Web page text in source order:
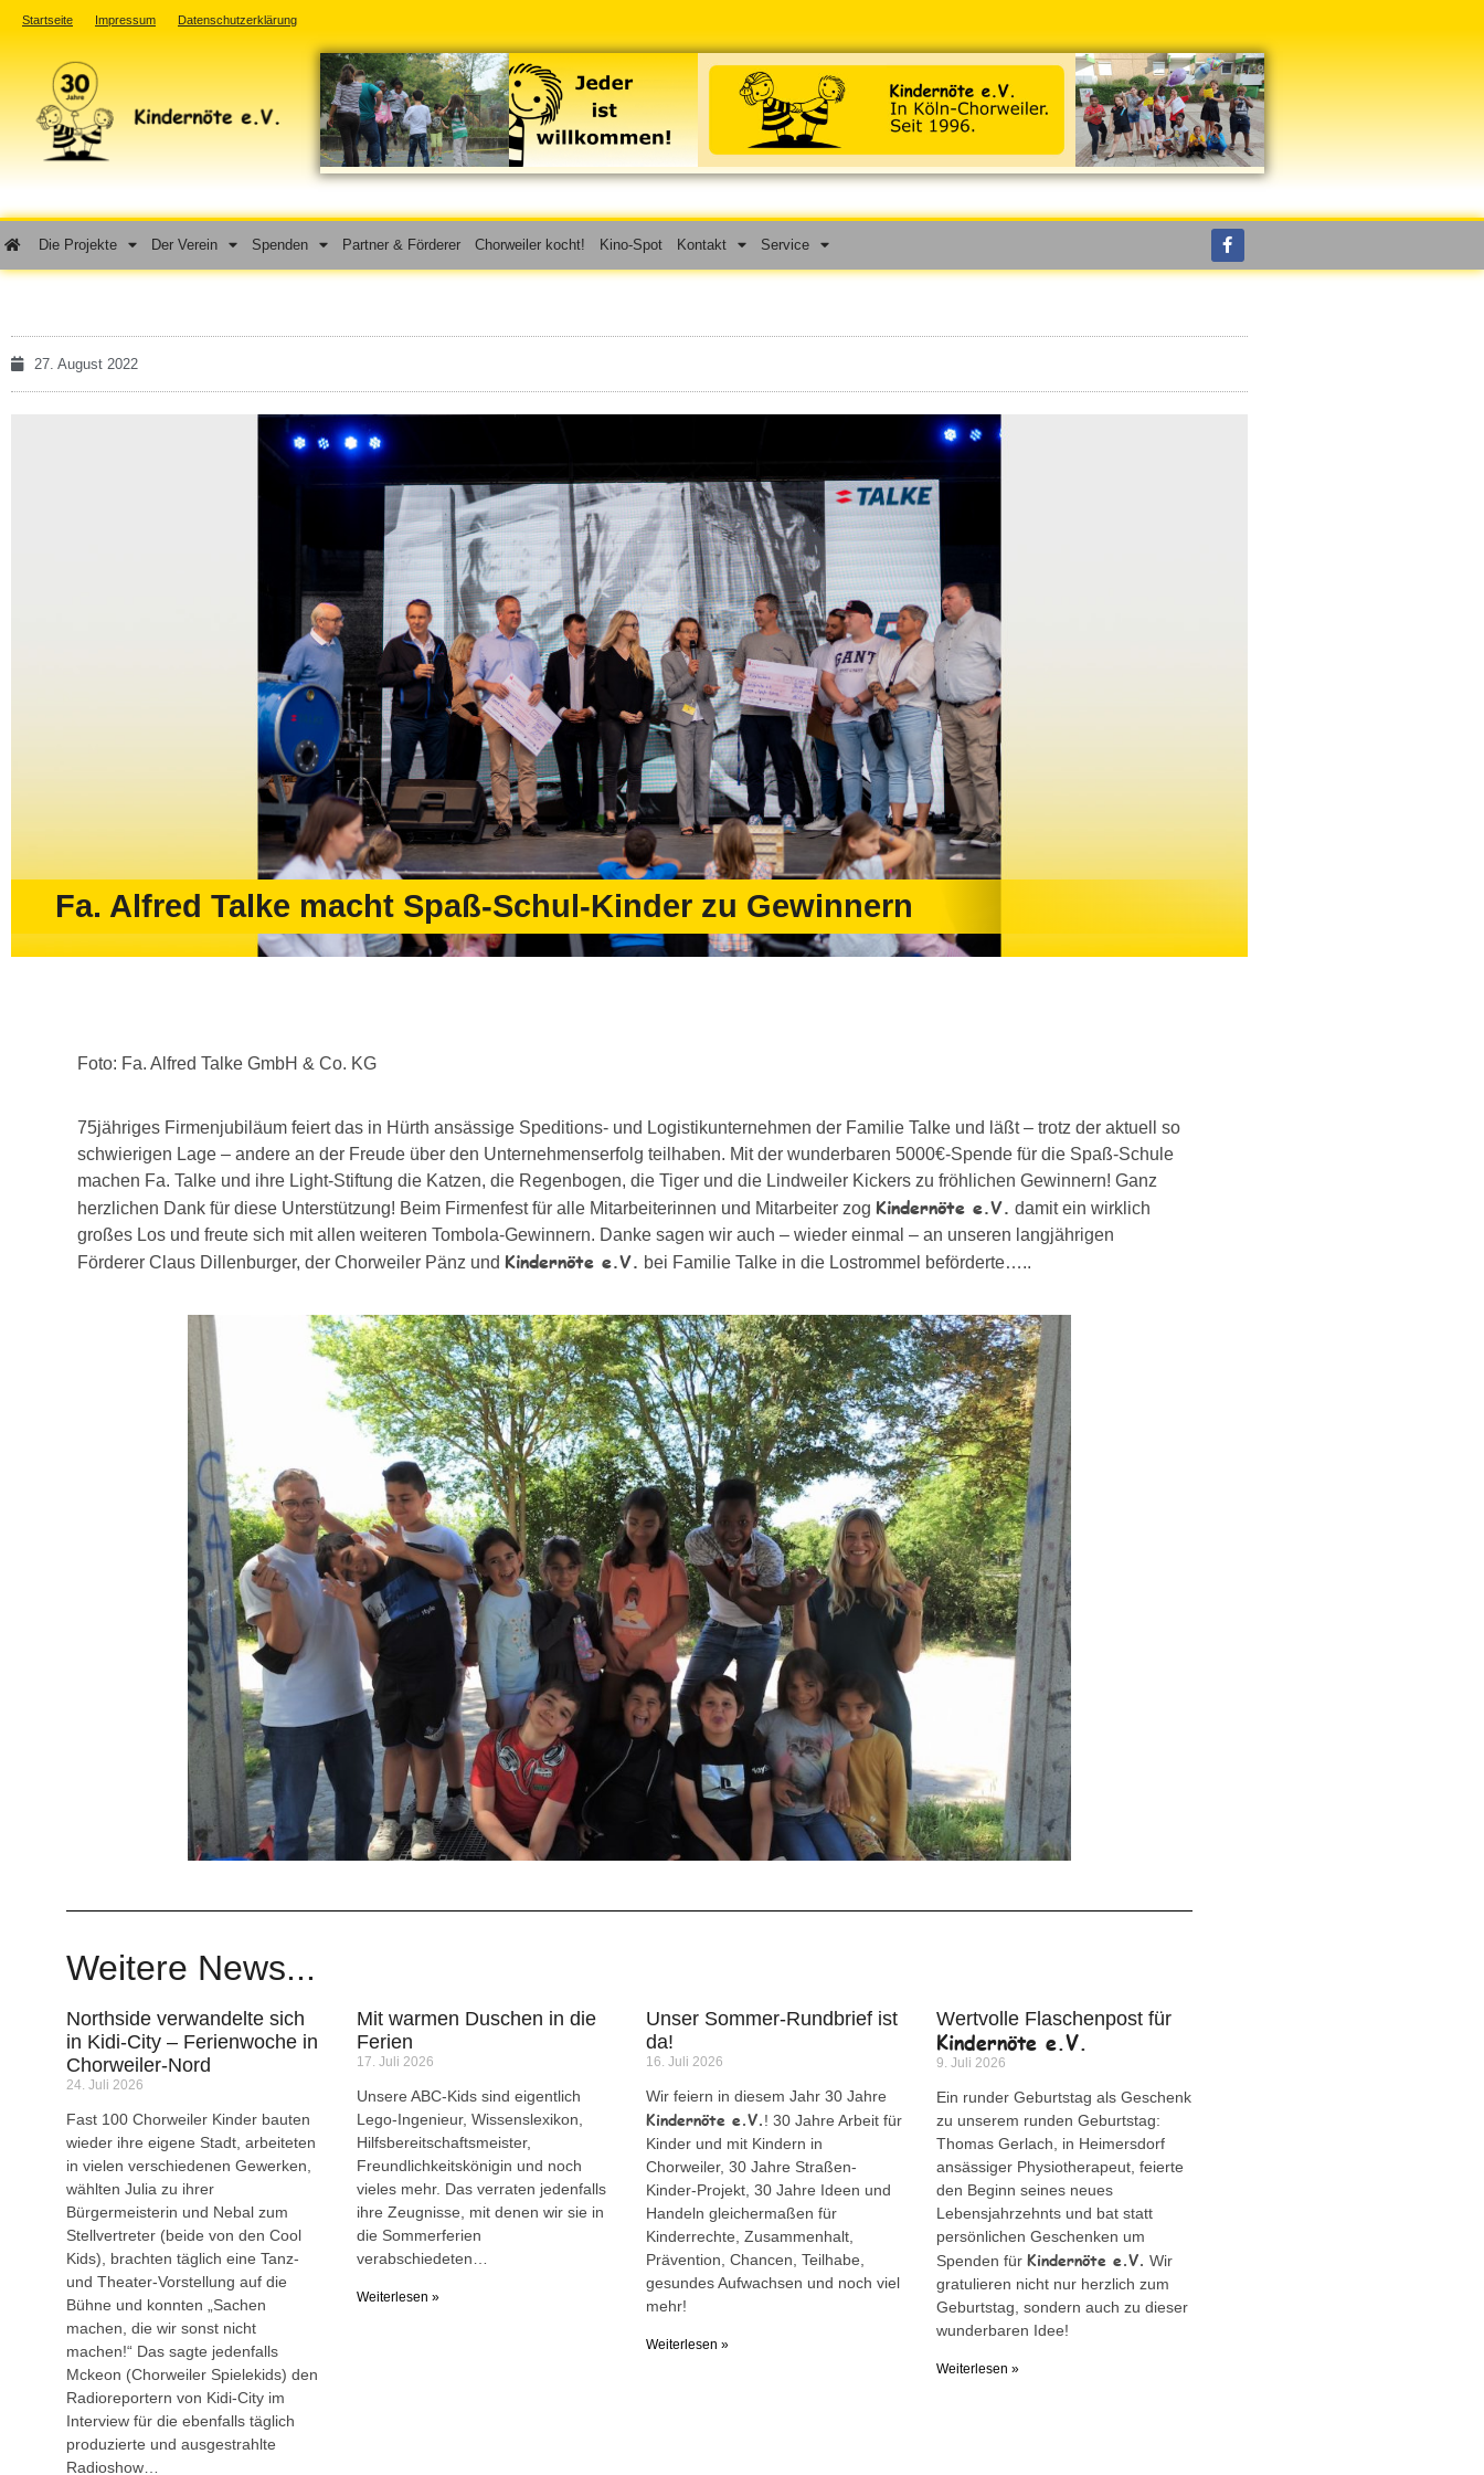
Startseite Impressum Datenschutzerklärung
Die Projekte Der Verein Spenden Partner & Förderer Chorweiler kocht! Kino-Spot Kontakt Service
27. August 2022
Fa. Alfred Talke macht Spaß-Schul-Kinder zu Gewinnern
Foto: Fa. Alfred Talke GmbH & Co. KG
75jähriges Firmenjubiläum feiert das in Hürth ansässige Speditions- und Logistikunternehmen der Familie Talke und läßt – trotz der aktuell so
schwierigen Lage – andere an der Freude über den Unternehmenserfolg teilhaben. Mit der wunderbaren 5000€-Spende für die Spaß-Schule
machen Fa. Talke und ihre Light-Stiftung die Katzen, die Regenbogen, die Tiger und die Lindweiler Kickers zu fröhlichen Gewinnern! Ganz
herzlichen Dank für diese Unterstützung! Beim Firmenfest für alle Mitarbeiterinnen und Mitarbeiter zog Kindernöte e.V. damit ein wirklich
großes Los und freute sich mit allen weiteren Tombola-Gewinnern. Danke sagen wir auch – wieder einmal – an unseren langjährigen
Förderer Claus Dillenburger, der Chorweiler Pänz und Kindernöte e.V. bei Familie Talke in die Lostrommel beförderte…..
Weitere News...
Northside verwandelte sich
in Kidi-City – Ferienwoche in
Chorweiler-Nord
24. Juli 2026
Fast 100 Chorweiler Kinder bauten
wieder ihre eigene Stadt, arbeiteten
in vielen verschiedenen Gewerken,
wählten Julia zu ihrer
Bürgermeisterin und Nebal zum
Stellvertreter (beide von den Cool
Kids), brachten täglich eine Tanz-
und Theater-Vorstellung auf die
Bühne und konnten „Sachen
machen, die wir sonst nicht
machen!“ Das sagte jedenfalls
Mckeon (Chorweiler Spielekids) den
Radioreportern von Kidi-City im
Interview für die ebenfalls täglich
produzierte und ausgestrahlte
Radioshow…
Mit warmen Duschen in die
Ferien
17. Juli 2026
Unsere ABC-Kids sind eigentlich
Lego-Ingenieur, Wissenslexikon,
Hilfsbereitschaftsmeister,
Freundlichkeitskönigin und noch
vieles mehr. Das verraten jedenfalls
ihre Zeugnisse, mit denen wir sie in
die Sommerferien
verabschiedeten…
Weiterlesen »
Unser Sommer-Rundbrief ist
da!
16. Juli 2026
Wir feiern in diesem Jahr 30 Jahre
Kindernöte e.V.! 30 Jahre Arbeit für
Kinder und mit Kindern in
Chorweiler, 30 Jahre Straßen-
Kinder-Projekt, 30 Jahre Ideen und
Handeln gleichermaßen für
Kinderrechte, Zusammenhalt,
Prävention, Chancen, Teilhabe,
gesundes Aufwachsen und noch viel
mehr!
Weiterlesen »
Wertvolle Flaschenpost für
Kindernöte e.V.
9. Juli 2026
Ein runder Geburtstag als Geschenk
zu unserem runden Geburtstag:
Thomas Gerlach, in Heimersdorf
ansässiger Physiotherapeut, feierte
den Beginn seines neues
Lebensjahrzehnts und bat statt
persönlichen Geschenken um
Spenden für Kindernöte e.V. Wir
gratulieren nicht nur herzlich zum
Geburtstag, sondern auch zu dieser
wunderbaren Idee!
Weiterlesen »